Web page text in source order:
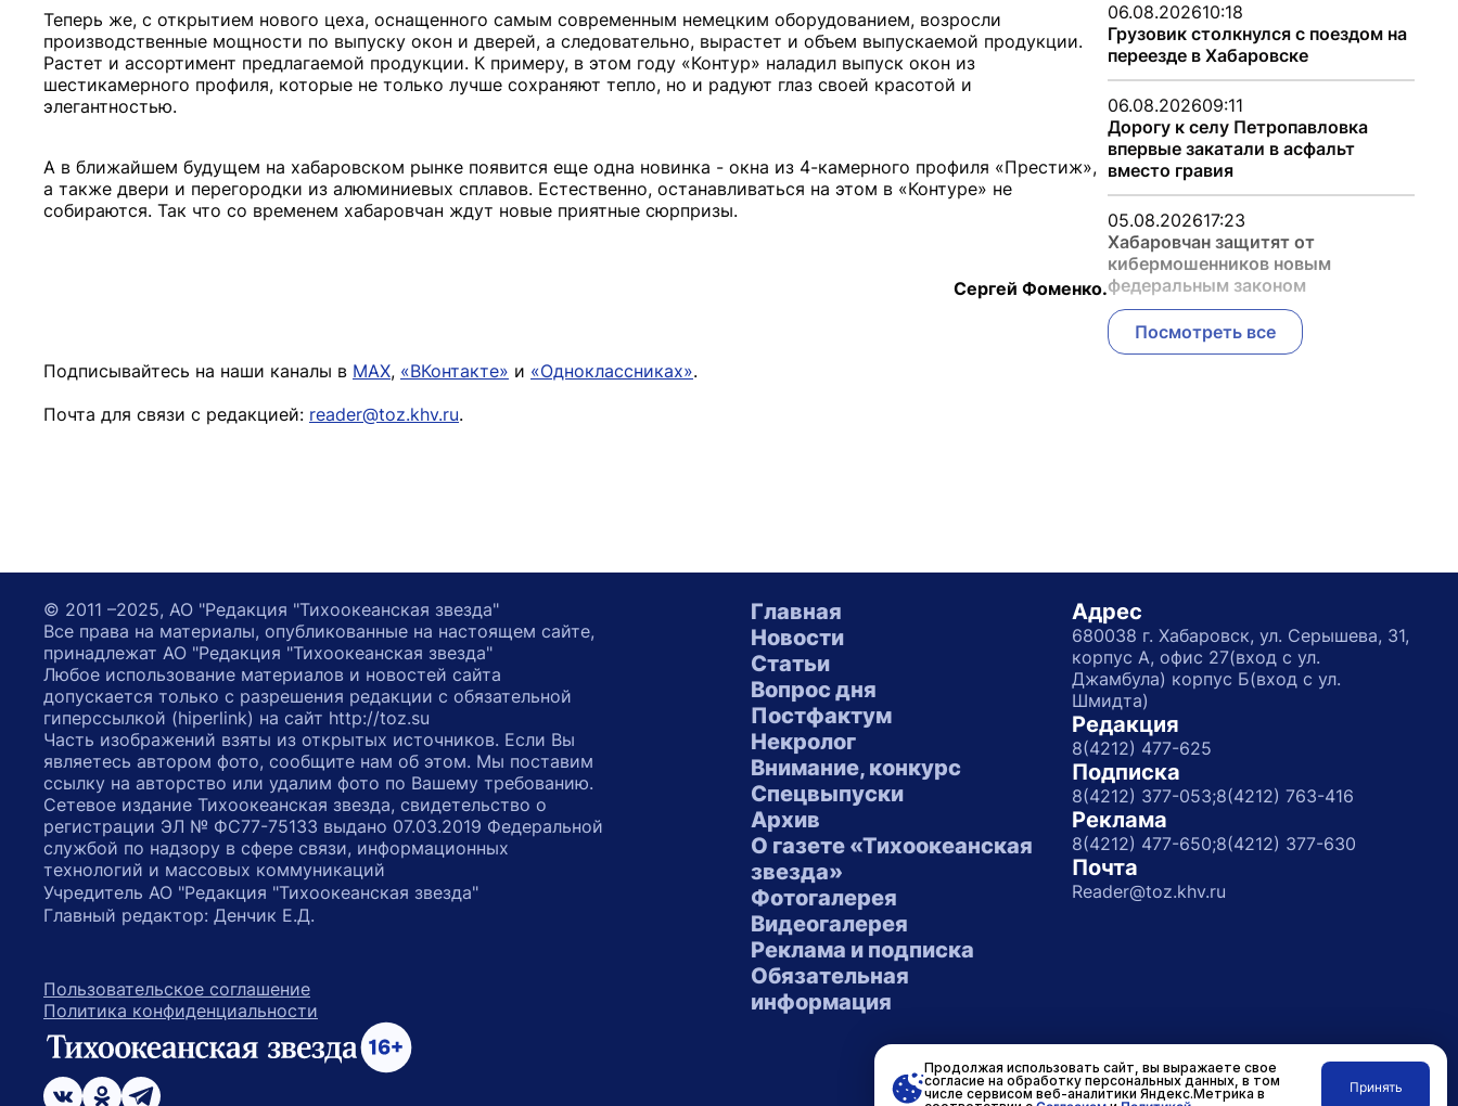
Теперь же, с открытием нового цеха, оснащенного самым современным немецким оборудованием, возросли
производственные мощности по выпуску окон и дверей, а следовательно, вырастет и объем выпускаемой продукции.
Растет и ассортимент предлагаемой продукции. К примеру, в этом году «Контур» наладил выпуск окон из
шестикамерного профиля, которые не только лучше сохраняют тепло, но и радуют глаз своей красотой и
элегантностью.
А в ближайшем будущем на хабаровском рынке появится еще одна новинка - окна из 4-камерного профиля «Престиж»,
а также двери и перегородки из алюминиевых сплавов. Естественно, останавливаться на этом в «Контуре» не
собираются. Так что со временем хабаровчан ждут новые приятные сюрпризы.
Сергей Фоменко.
Подписывайтесь на наши каналы в MAX, «ВКонтакте» и «Одноклассниках».
Почта для связи с редакцией: reader@toz.khv.ru.
06.08.202610:18
Грузовик столкнулся с поездом на
переезде в Хабаровске
06.08.202609:11
Дорогу к селу Петропавловка
впервые закатали в асфальт
вместо гравия
05.08.202617:23
Хабаровчан защитят от
кибермошенников новым
федеральным законом
Посмотреть все
Главная
Новости
Статьи
Вопрос дня
Постфактум
Некролог
Внимание, конкурс
Спецвыпуски
Архив
О газете «Тихоокеанская
звезда»
Фотогалерея
Видеогалерея
Реклама и подписка
Обязательная
информация
Адрес
680038 г. Хабаровск, ул. Серышева, 31,
корпус А, офис 27(вход с ул.
Джамбула) корпус Б(вход с ул.
Шмидта)
Редакция
8(4212) 477-625
Подписка
8(4212) 377-053;8(4212) 763-416
Реклама
8(4212) 477-650;8(4212) 377-630
Почта
Reader@toz.khv.ru
© 2011 –2025, АО "Редакция "Тихоокеанская звезда"
Все права на материалы, опубликованные на настоящем сайте,
принадлежат АО "Редакция "Тихоокеанская звезда"
Любое использование материалов и новостей сайта
допускается только с разрешения редакции с обязательной
гиперссылкой (hiperlink) на сайт http://toz.su
Часть изображений взяты из открытых источников. Если Вы
являетесь автором фото, сообщите нам об этом. Мы поставим
ссылку на авторство или удалим фото по Вашему требованию.
Сетевое издание Тихоокеанская звезда, свидетельство о
регистрации ЭЛ № ФС77-75133 выдано 07.03.2019 Федеральной
службой по надзору в сфере связи, информационных
технологий и массовых коммуникаций
Учредитель АО "Редакция "Тихоокеанская звезда"
Главный редактор: Денчик Е.Д.
Пользовательское соглашение
Политика конфиденциальности
ссылка на главную
возрастное ограничение 16+
Разработано вRASA
Продолжая использовать сайт, вы выражаете свое
согласие на обработку персональных данных, в том
числе сервисом веб-аналитики Яндекс.Метрика в
Принять